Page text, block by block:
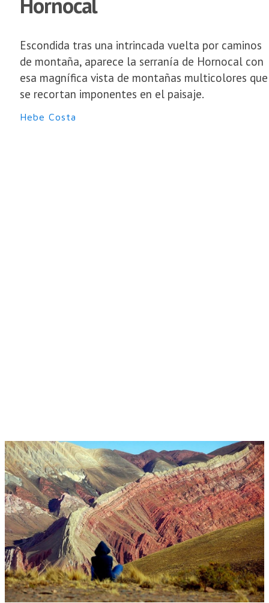
Escondida tras una intrincada vuelta por caminos
de montaña, aparece la serranía de Hornocal con
esa magnífica vista de montañas multicolores que
se recortan imponentes en el paisaje.
Hebe Costa